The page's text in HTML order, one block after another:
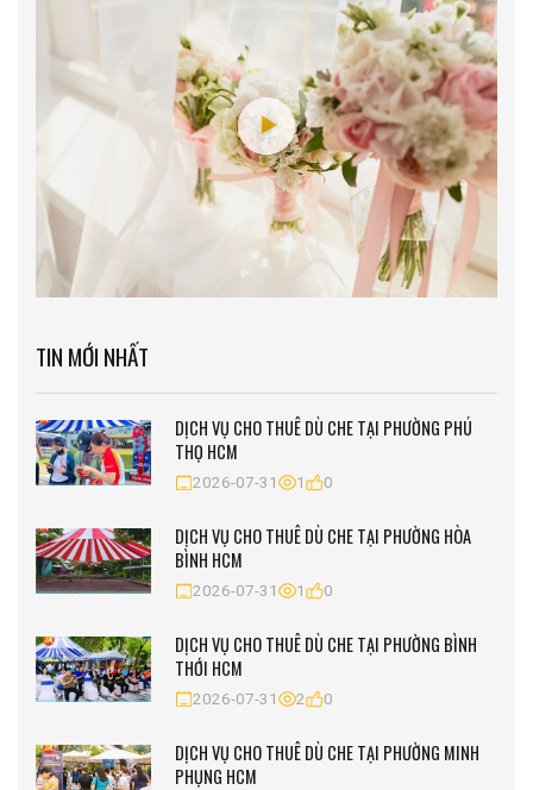
TIN MỚI NHẤT
DỊCH VỤ CHO THUÊ DÙ CHE TẠI PHƯỜNG PHÚ
THỌ HCM
2026-07-31 1 0
DỊCH VỤ CHO THUÊ DÙ CHE TẠI PHƯỜNG HÒA
BÌNH HCM
2026-07-31 1 0
DỊCH VỤ CHO THUÊ DÙ CHE TẠI PHƯỜNG BÌNH
THỚI HCM
2026-07-31 2 0
DỊCH VỤ CHO THUÊ DÙ CHE TẠI PHƯỜNG MINH
PHỤNG HCM